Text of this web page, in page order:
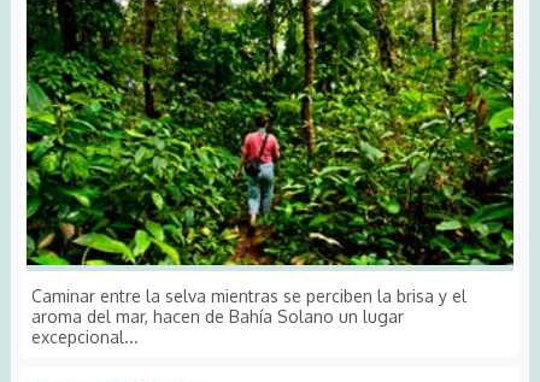
Caminar entre la selva mientras se perciben la brisa y el
aroma del mar, hacen de Bahía Solano un lugar
excepcional...